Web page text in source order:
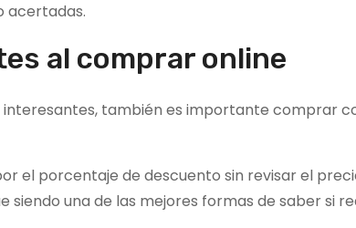
acertadas.
al comprar online
también es importante comprar
el porcentaje de descuento sin revisar el
una de las mejores formas de saber si